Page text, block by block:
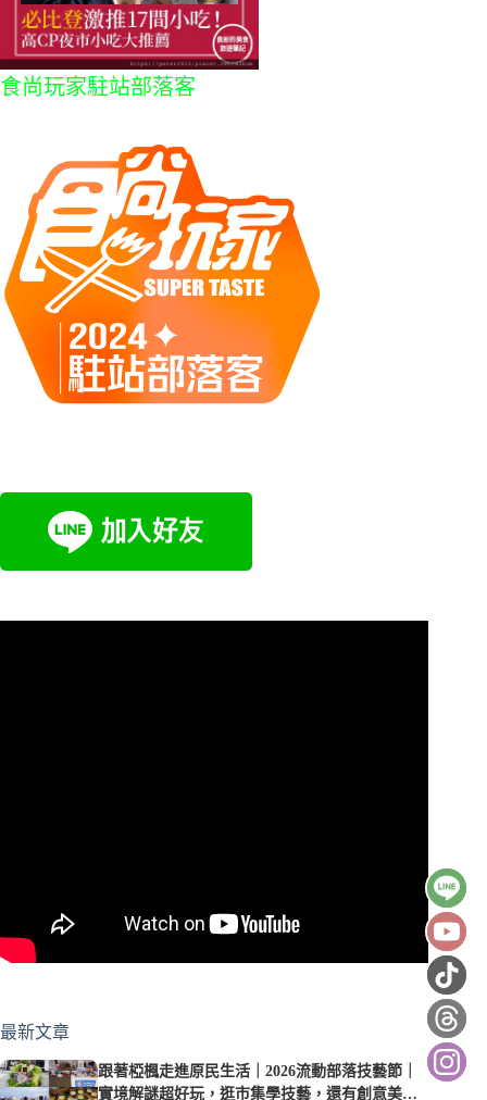
食尚玩家駐站部落客
最新文章
跟著椏楓走進原民生活｜2026流動部落技藝節｜
實境解謎超好玩，逛市集學技藝，還有創意美食